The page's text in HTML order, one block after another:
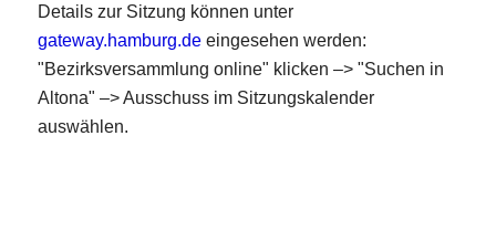
Details zur Sitzung können unter
gateway.hamburg.deeingesehen werden:
"Bezirksversammlung online" klicken –> "Suchen in
Altona" –> Ausschuss im Sitzungskalender
auswählen.